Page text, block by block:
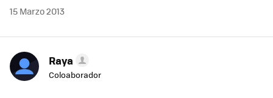
15 Marzo 2013
Raya
Coloaborador